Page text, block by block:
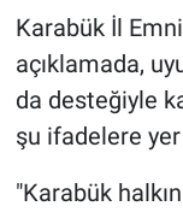
Karabük İl
açıklamada,
da desteğiyle
şu ifadelere
"Karabük